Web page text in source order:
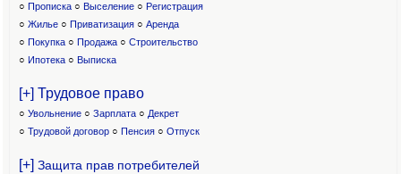
○ Прописка ○ Выселение ○ Регистрация
○ Жилье ○ Приватизация ○ Аренда
○ Покупка ○ Продажа ○ Строительство
○ Ипотека ○ Выписка
[+] Трудовое право
○ Увольнение ○ Зарплата ○ Декрет
○ Трудовой договор ○ Пенсия ○ Отпуск
[+] Защита прав потребителей